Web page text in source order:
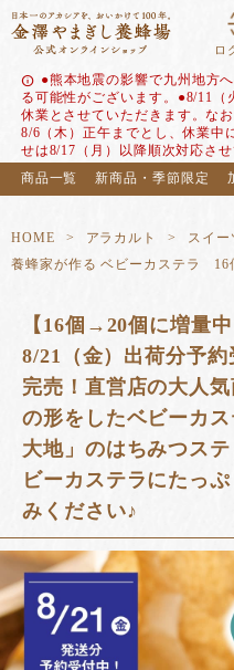
ロ
info ●熊本地震の影響で九州地方
る可能性がございます。●8/11（
休業とさせていただきます。な
8/6（木）正午までとし、休業中
せは8/17（月）以降順次対応させ
商品一覧
新商品・季節限定
HOME アラカルト
スイー
養蜂家が作る ベビーカステラ 16
【16個→20個に増量
8/21（金）出荷分予約
完売！直営店の大人
の形をしたベビーカ
大地」のはちみつス
ビーカステラにたっ
みください♪